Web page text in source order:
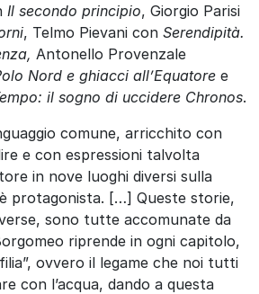
Il secondo principio, Giorgio Parisi
, Telmo Pievani con Serendipità.
Antonello Provenzale
Nord e ghiacci all’Equatore e
il sogno di uccidere Chronos.
comune, arricchito con
e con espressioni talvolta
in nove luoghi diversi sulla
è protagonista. […] Queste storie,
sono tutte accomunate da
riprende in ogni capitolo,
ovvero il legame che noi tutti
con l’acqua, dando a questa